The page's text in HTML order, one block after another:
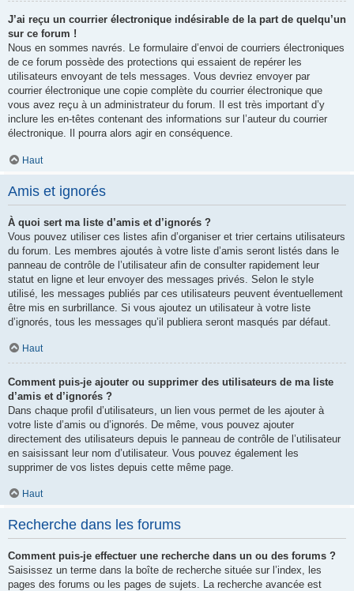
J’ai reçu un courrier électronique indésirable de la part de quelqu’un
sur ce forum !
Nous en sommes navrés. Le formulaire d’envoi de courriers électroniques
de ce forum possède des protections qui essaient de repérer les
utilisateurs envoyant de tels messages. Vous devriez envoyer par
courrier électronique une copie complète du courrier électronique que
vous avez reçu à un administrateur du forum. Il est très important d’y
inclure les en-têtes contenant des informations sur l’auteur du courrier
électronique. Il pourra alors agir en conséquence.
Haut
Amis et ignorés
À quoi sert ma liste d’amis et d’ignorés ?
Vous pouvez utiliser ces listes afin d’organiser et trier certains utilisateurs
du forum. Les membres ajoutés à votre liste d’amis seront listés dans le
panneau de contrôle de l’utilisateur afin de consulter rapidement leur
statut en ligne et leur envoyer des messages privés. Selon le style
utilisé, les messages publiés par ces utilisateurs peuvent éventuellement
être mis en surbrillance. Si vous ajoutez un utilisateur à votre liste
d’ignorés, tous les messages qu’il publiera seront masqués par défaut.
Haut
Comment puis-je ajouter ou supprimer des utilisateurs de ma liste
d’amis et d’ignorés ?
Dans chaque profil d’utilisateurs, un lien vous permet de les ajouter à
votre liste d’amis ou d’ignorés. De même, vous pouvez ajouter
directement des utilisateurs depuis le panneau de contrôle de l’utilisateur
en saisissant leur nom d’utilisateur. Vous pouvez également les
supprimer de vos listes depuis cette même page.
Haut
Recherche dans les forums
Comment puis-je effectuer une recherche dans un ou des forums ?
Saisissez un terme dans la boîte de recherche située sur l’index, les
pages des forums ou les pages de sujets. La recherche avancée est